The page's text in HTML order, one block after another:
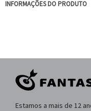
INFORMAÇÕES DO PRODUTO
Estamos a mais de 12